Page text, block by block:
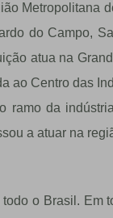
Metropolitana
do Campo,
atua na
ao Centro das
ramo da
a atuar na
o Brasil. Em